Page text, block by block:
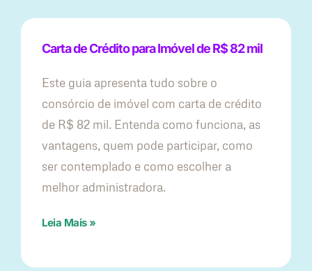
Carta de Crédito para Imóvel de R$ 82 mil
Este guia apresenta tudo sobre o
consórcio de imóvel com carta de crédito
de R$ 82 mil. Entenda como funciona, as
vantagens, quem pode participar, como
ser contemplado e como escolher a
melhor administradora.
Leia Mais »